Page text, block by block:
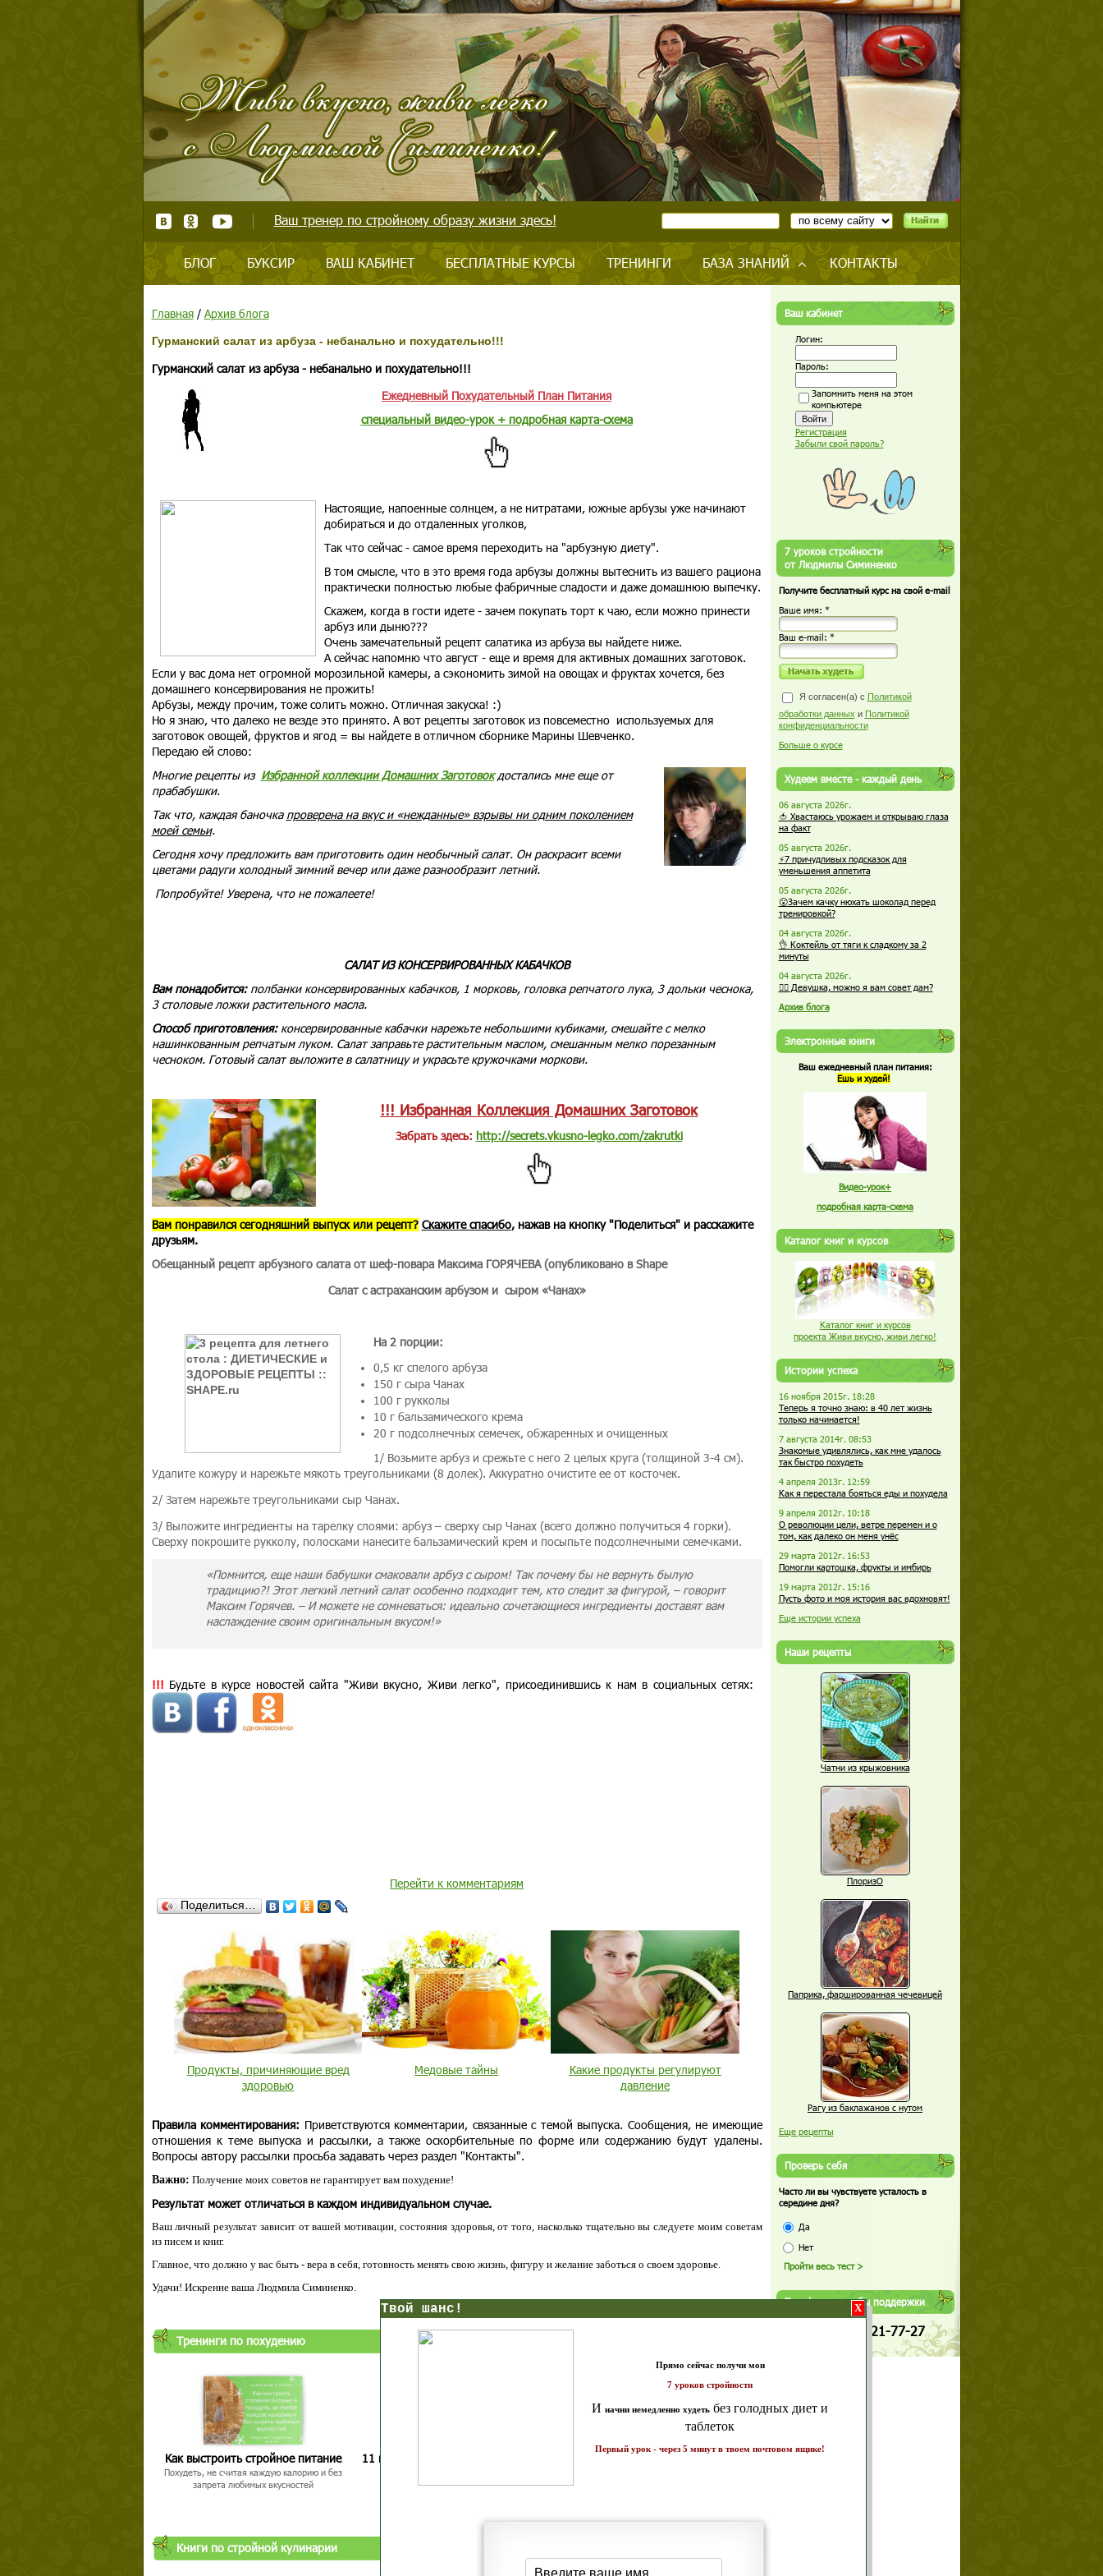
Ваш тренер по стройному образу жизни здесь!
БЛОГ БУКСИР ВАШ КАБИНЕТ БЕСПЛАТНЫЕ КУРСЫ ТРЕНИНГИ БАЗА ЗНАНИЙ КОНТАКТЫ
Главная/ Архив блога
Гурманский салат из арбуза - небанально и похудательно!!!
Гурманский салат из арбуза - небанально и похудательно!!!
Ежедневный Похудательный План Питания
специальный видео-урок + подробная карта-схема
Настоящие, напоенные солнцем, а не нитратами, южные арбузы уже начинают
добираться и до отдаленных уголков,
Так что сейчас - самое время переходить на "арбузную диету".
В том смысле, что в это время года арбузы должны вытеснить из вашего рациона
практически полностью любые фабричные сладости и даже домашнюю выпечку.
Скажем, когда в гости идете - зачем покупать торт к чаю, если можно принести
арбуз или дыню???
Очень замечательный рецепт салатика из арбуза вы найдете ниже.
А сейчас напомню что август - еще и время для активных домашних заготовок.
Если у вас дома нет огромной морозильной камеры, а сэкономить зимой на овощах и фруктах хочется, без
домашнего консервирования не прожить!
Арбузы, между прочим, тоже солить можно. Отличная закуска! :)
Но я знаю, что далеко не везде это принято. А вот рецепты заготовок из повсеместно используемых для
заготовок овощей, фруктов и ягод = вы найдете в отличном сборнике Марины Шевченко.
Передаю ей слово:
Многие рецепты из Избранной коллекции Домашних Заготовокдостались мне еще от
прабабушки.
Так что, каждая баночка проверена на вкус и «нежданные» взрывы ни одним поколением
моей семьи.
Сегодня хочу предложить вам приготовить один необычный салат. Он раскрасит всеми
цветами радуги холодный зимний вечер или даже разнообразит летний.
Попробуйте! Уверена, что не пожалеете!
САЛАТ ИЗ КОНСЕРВИРОВАННЫХ КАБАЧКОВ
Вам понадобится: полбанки консервированных кабачков, 1 морковь, головка репчатого лука, 3 дольки чеснока,
3 столовые ложки растительного масла.
Способ приготовления: консервированные кабачки нарежьте небольшими кубиками, смешайте с мелко
нашинкованным репчатым луком. Салат заправьте растительным маслом, смешанным мелко порезанным
чесноком. Готовый салат выложите в салатницу и украсьте кружочками моркови.
!!! Избранная Коллекция Домашних Заготовок
Забрать здесь: http://secrets.vkusno-legko.com/zakrutki
Вам понравился сегодняшний выпуск или рецепт? Скажите спасибо, нажав на кнопку "Поделиться" и расскажите
друзьям.
Обещанный рецепт арбузного салата от шеф-повара Максима ГОРЯЧЕВА (опубликовано в Shape
Салат с астраханским арбузом и сыром «Чанах»
На 2 порции:
0,5 кг спелого арбуза
150 г сыра Чанах
100 г рукколы
10 г бальзамического крема
20 г подсолнечных семечек, обжаренных и очищенных
1/ Возьмите арбуз и срежьте с него 2 целых круга (толщиной 3-4 см).
Удалите кожуру и нарежьте мякоть треугольниками (8 долек). Аккуратно очистите ее от косточек.
2/ Затем нарежьте треугольниками сыр Чанах.
3/ Выложите ингредиенты на тарелку слоями: арбуз – сверху сыр Чанах (всего должно получиться 4 горки).
Сверху покрошите рукколу, полосками нанесите бальзамический крем и посыпьте подсолнечными семечками.
«Помнится, еще наши бабушки смаковали арбуз с сыром! Так почему бы не вернуть былую
традицию?! Этот легкий летний салат особенно подходит тем, кто следит за фигурой, – говорит
Максим Горячев. – И можете не сомневаться: идеально сочетающиеся ингредиенты доставят вам
наслаждение своим оригинальным вкусом!»
!!! Будьте в курсе новостей сайта "Живи вкусно, Живи легко", присоединившись к нам в социальных сетях:
Перейти к комментариям
Поделиться…
Продукты, причиняющие вред
здоровью
Медовые тайны
Какие продукты регулируют
давление
Правила комментирования: Приветствуются комментарии, связанные с темой выпуска. Сообщения, не имеющие
отношения к теме выпуска и рассылки, а также оскорбительные по форме или содержанию будут удалены.
Вопросы автору рассылки просьба задавать через раздел "Контакты".
Важно: Получение моих советов не гарантирует вам похудение!
Результат может отличаться в каждом индивидуальном случае.
Ваш личный результат зависит от вашей мотивации, состояния здоровья, от того, насколько тщательно вы следуете моим советам
из писем и книг.
Главное, что должно у вас быть - вера в себя, готовность менять свою жизнь, фигуру и желание заботься о своем здоровье.
Удачи! Искренне ваша Людмила Симиненко.
Тренинги по похудению
Как выстроить стройное питание
Похудеть, не считая каждую калорию и без
запрета любимых вкусностей
11 каратов стройности для занятых
Простая система похудения
Как запустить жиросжигание за 7
Книги по стройной кулинарии
Ваш кабинет
Логин:
Пароль:
Запомнить меня на этом
компьютере
Регистрация
Забыли свой пароль?
7 уроков стройности
от Людмилы Симиненко
Получите бесплатный курс на свой e-mail
Ваше имя: *
Ваш е-mail: *
Я согласен(а) с Политикой
обработки данных и Политикой
конфиденциальности
Больше о курсе
Худеем вместе - каждый день
06 августа 2026г.
🍅 Хвастаюсь урожаем и открываю глаза
на факт
05 августа 2026г.
⚡7 причудливых подсказок для
уменьшения аппетита
05 августа 2026г.
😮Зачем качку нюхать шоколад перед
тренировкой?
04 августа 2026г.
👌 Коктейль от тяги к сладкому за 2
минуты
04 августа 2026г.
🏋️‍♀️ Девушка, можно я вам совет дам?
Архив блога
Электронные книги
Ваш ежедневный план питания:
Ешь и худей!
Видео-урок+
подробная карта-схема
Каталог книг и курсов
Каталог книг и курсов
проекта Живи вкусно, живи легко!
Истории успеха
16 ноября 2015г. 18:28
Теперь я точно знаю: в 40 лет жизнь
только начинается!
7 августа 2014г. 08:53
Знакомые удивлялись, как мне удалось
так быстро похудеть
4 апреля 2013г. 12:59
Как я перестала бояться еды и похудела
9 апреля 2012г. 10:18
О революции цели, ветре перемен и о
том, как далеко он меня унёс
29 марта 2012г. 16:53
Помогли картошка, фрукты и имбирь
19 марта 2012г. 15:16
Пусть фото и моя история вас вдохновят!
Еще истории успеха
Наши рецепты
Чатни из крыжовника
ПлоризО
Паприка, фаршированная чечевицей
Рагу из баклажанов с нутом
Еще рецепты
Проверь себя
Часто ли вы чувствуете усталость в
середине дня?
Да
Нет
Телефоны службы поддержки
+7 (909) 421-77-27
Твой шанс!
Прямо сейчас получи мои
7 уроков стройности
начни немедленно худетьбез голодных диет и
Первый урок - через 5 минут в твоем почтовом ящике!